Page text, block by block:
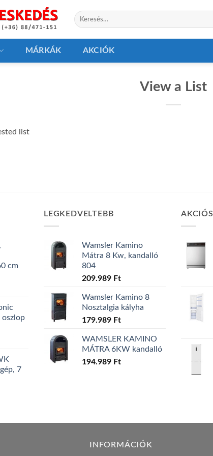
Keresés
a
MÁRKÁK AKCIÓK
View a List
list
cm
oszlop
7
LEGKEDVELTEBB
Wamsler Kamino
Mátra 8 Kw, kandalló
804
209.989 Ft
Wamsler Kamino 8
Nosztalgia kályha
179.989 Ft
WAMSLER KAMINO
MÁTRA 6KW kandalló
194.989 Ft
AKCIÓS
INFORMÁCIÓK